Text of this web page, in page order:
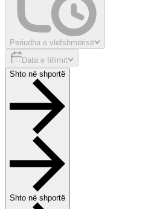
Periudha e vlefshmërisë
Data e fillimit
Shto në shportë
Shto në shportë